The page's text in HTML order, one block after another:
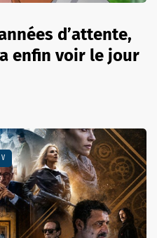
d’attente,
enfin voir le jour